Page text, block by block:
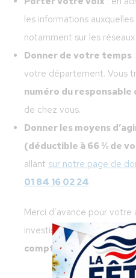
les informations
notamment sur les réseaux
Donner de votre temps
votre département. Vous
numéro du
de chez vous.
Donner les moyens
(déductible à 66 % de
allant sur notre page de
01 84 16 02 24.
Merci d’avance pour
investissement dans ce
compte et portera à